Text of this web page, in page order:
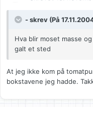
- skrev (På
Hva blir moset masse
galt et sted
At jeg ikke kom på
bokstavene jeg hadde.